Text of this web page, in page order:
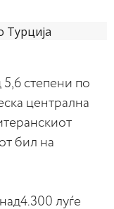
5,6 степени по
централна
бил на
луѓе